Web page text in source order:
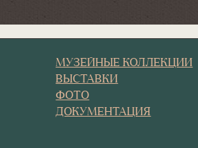
МУЗЕЙНЫЕ КОЛЛЕКЦИИ
ВЫСТАВКИ
ФОТО
ДОКУМЕНТАЦИЯ